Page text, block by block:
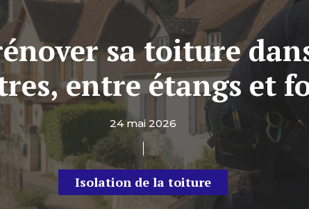
sa toiture
entre étangs et
24 mai 2026
Isolation de la toiture